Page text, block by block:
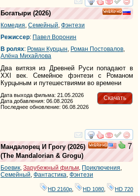
смотреть
HD
Богатыри (2026)
Комедия, Семейный, Фэнтези
Режиссер: Павел Воронин
В ролях: Роман Курцын, Роман Постовалов,
Алёна Михайлова
Два витязя из Древней Руси попадают в
XXI век. Семейное фэнтези с Романом
Курцыным и путешествиями во времени
Скачать
Дата выхода фильма: 21.05.2026
Дата добавления: 06.08.2026
Последнее обновление: 06.08.2026
смотреть
7
Мандалорец И Грогу (2026)
(The Mandalorian & Grogu)
Боевик, Зарубежный фильм, Приключения,
Семейный, Фантастика, Фэнтези
HD 2160р HD 1080 HD 720